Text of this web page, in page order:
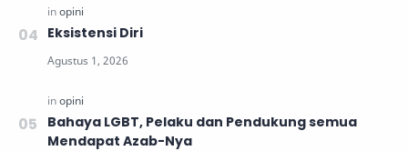
Eksistensi Diri
Bahaya LGBT, Pelaku dan Pendukung semua
Mendapat Azab-Nya